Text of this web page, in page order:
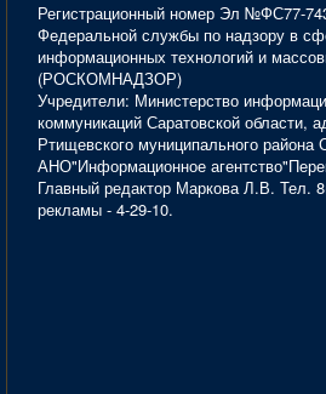
Регистрационный номер Эл №ФС77-
Федеральной службы по надзору в
информационных технологий и
(РОСКОМНАДЗОР)
Учредители: Министерство
коммуникаций Саратовской области,
Ртищевского муниципального района
АНО"Информационное
Главный редактор Маркова Л.В. Тел.
рекламы - 4-29-10.